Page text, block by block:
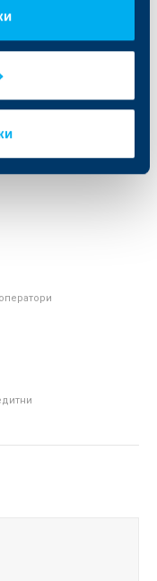
на имоти
личните данни
за разработчици